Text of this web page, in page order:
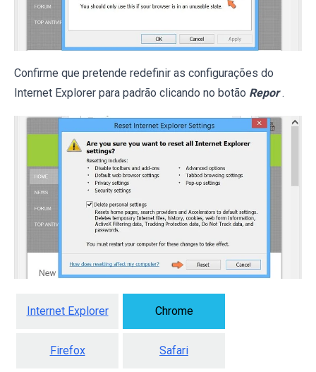
Confirme que pretende redefinir as configurações do
Internet Explorer para padrão clicando no botão Repor .
Internet Explorer Chrome
Firefox Safari